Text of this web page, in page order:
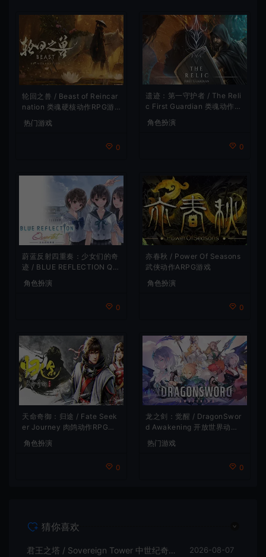
轮回之兽 / Beast of Reincar
nation 类魂硬核动作RPG游
热门游戏
0
遗迹：第一守护者 / The Reli
c First Guardian 类魂动作R
PG游戏
角色扮演
0
蔚蓝反射四重奏：少女们的奇
迹 / BLUE REFLECTION Qu
角色扮演
0
亦春秋 / Power Of Seasons
武侠动作ARPG游戏
角色扮演
0
天命奇御：归途 / Fate Seek
er Journey 肉鸽动作RPG游
戏
角色扮演
0
龙之剑：觉醒 / DragonSwor
d Awakening 开放世界动作R
热门游戏
0
猜你喜欢
君王之塔 / Sovereign Tower 中世纪奇幻模拟RPG游戏 2026-08-07